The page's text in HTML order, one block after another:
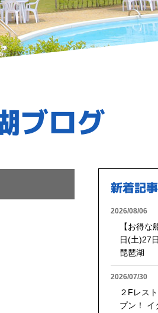
ブログ
新着記事
2026/08/06
【お得
日(土)27
琵琶湖
2026/07/30
２Fレス
プン！ イ